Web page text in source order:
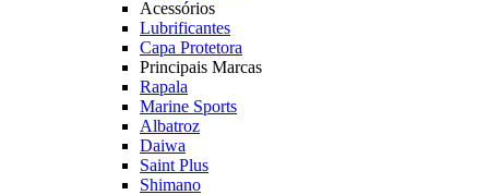
Acessórios
Lubrificantes
Capa Protetora
Principais Marcas
Rapala
Marine Sports
Albatroz
Daiwa
Saint Plus
Shimano